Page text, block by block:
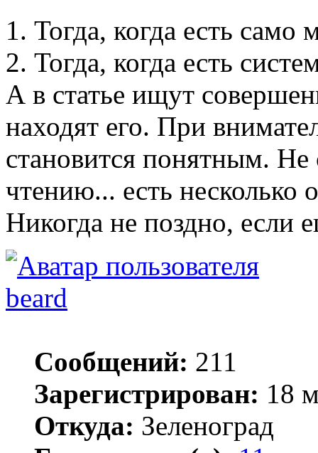
1. Тогда, когда есть само
2. Тогда, когда есть
А в статье ищут
находят его. При
становится понятным. Не
чтению... есть несколько
Никогда не поздно, если
beard
Сообщений: 211
Зарегистрирован: 18
Откуда: Зеленоград